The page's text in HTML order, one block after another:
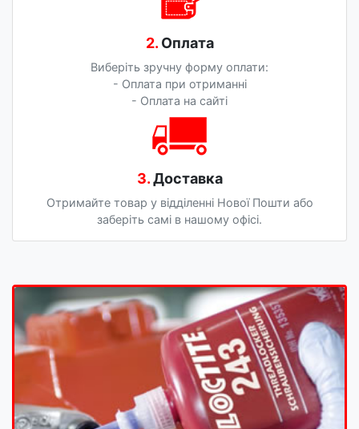
2.Оплата
Виберіть зручну форму оплати:
- Оплата при отриманні
- Оплата на сайті
3.Доставка
Отримайте товар у відділенні Нової Пошти або
заберіть самі в нашому офісі.